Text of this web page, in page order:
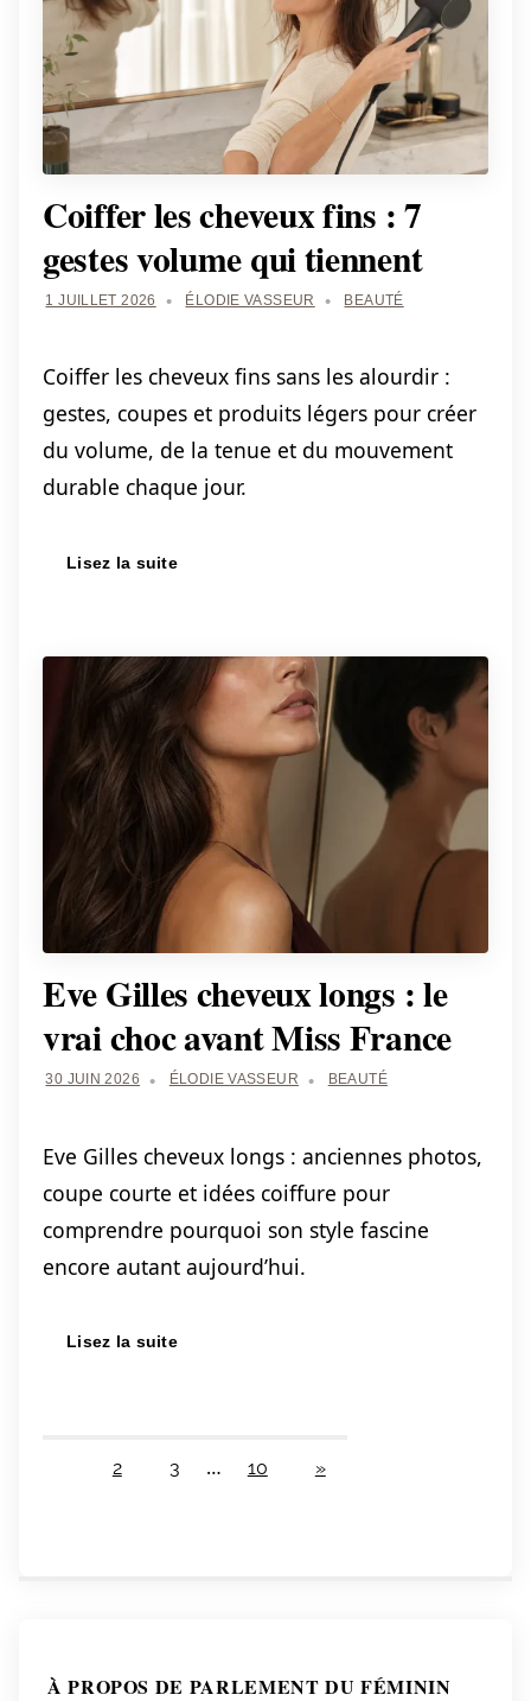
Coiffer les cheveux fins : 7
gestes volume qui tiennent
1 JUILLET 2026 ÉLODIE VASSEUR BEAUTÉ
Coiffer les cheveux fins sans les alourdir :
gestes, coupes et produits légers pour créer
du volume, de la tenue et du mouvement
durable chaque jour.
Lisez la suite
Eve Gilles cheveux longs : le
vrai choc avant Miss France
30 JUIN 2026 ÉLODIE VASSEUR BEAUTÉ
Eve Gilles cheveux longs : anciennes photos,
coupe courte et idées coiffure pour
comprendre pourquoi son style fascine
encore autant aujourd’hui.
Lisez la suite
2 3 … 10
NEXT
»
À PROPOS DE PARLEMENT DU FÉMININ